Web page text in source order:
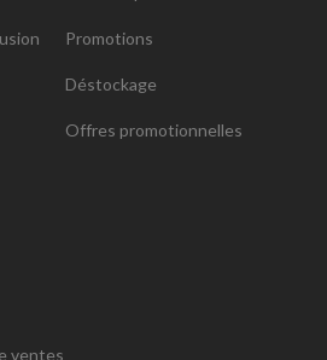
Promotions
Déstockage
Offres promotionnelles
ventes